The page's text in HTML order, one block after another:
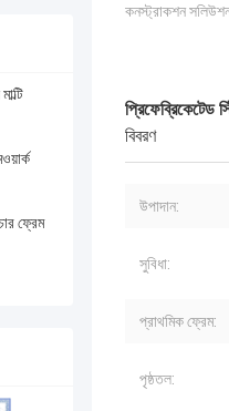
ফ্রেম
কনস্ট্রাকশন
প্রিফেব্রিকেটেড
বিবরণ
উপাদান:
সুবিধা:
প্রাথমিক ফ্রেম:
পৃষ্ঠতল: